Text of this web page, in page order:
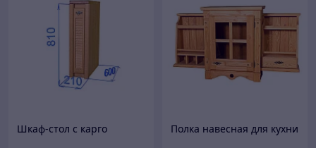
Шкаф-стол с карго Полка навесная для кухни